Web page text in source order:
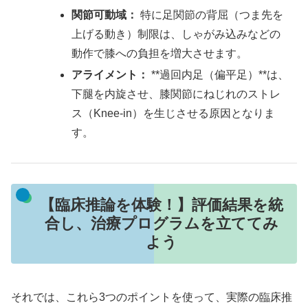
関節可動域： 特に足関節の背屈（つま先を
上げる動き）制限は、しゃがみ込みなどの
動作で膝への負担を増大させます。
アライメント： **過回内足（偏平足）**は、
下腿を内旋させ、膝関節にねじれのストレ
ス（Knee-in）を生じさせる原因となりま
す。
【臨床推論を体験！】評価結果を統
合し、治療プログラムを立ててみ
よう
それでは、これら3つのポイントを使って、実際の臨床推